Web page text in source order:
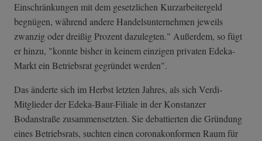
Einschränkungen mit dem gesetzlichen Kurzarbeitergeld
begnügen, während andere Handelsunternehmen jeweils
zwanzig oder dreißig Prozent dazulegten." Außerdem, so fügt
er hinzu, "konnte bisher in keinem einzigen privaten Edeka-
Markt ein Betriebsrat gegründet werden".
Das änderte sich im Herbst letzten Jahres, als sich Verdi-
Mitglieder der Edeka-Baur-Filiale in der Konstanzer
Bodanstraße zusammensetzten. Sie debattierten die Gründung
eines Betriebsrats, suchten einen coronakonformen Raum für